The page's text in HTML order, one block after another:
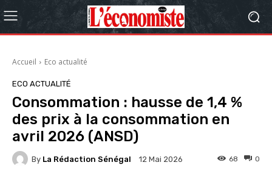
Accueil Eco actualité
ECO ACTUALITÉ
Consommation : hausse de 1,4 %
des prix à la consommation en
avril 2026 (ANSD)
By La Rédaction Sénégal 12 Mai 2026 0
68